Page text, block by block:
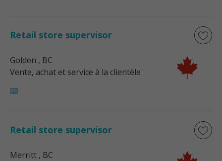
Retail store supervisor
Golden , BC
Vente, achat et service à la clientèle
Retail store supervisor
Merritt , BC